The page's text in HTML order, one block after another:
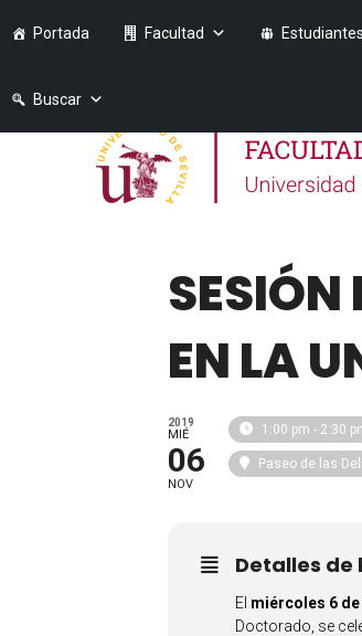
Portada Facultad Estudiantes
Buscar
EN LA
2019
MIÉ
06
NOV
1:00 pm - 2:30
Paseo de las
Detalles
El miércoles 6 de
Doctorado, se